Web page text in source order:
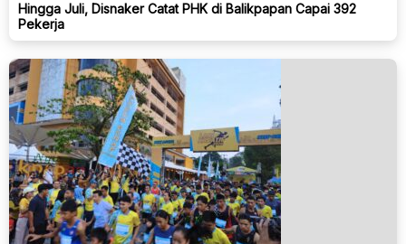
Hingga Juli, Disnaker Catat PHK di Balikpapan Capai 392
Pekerja